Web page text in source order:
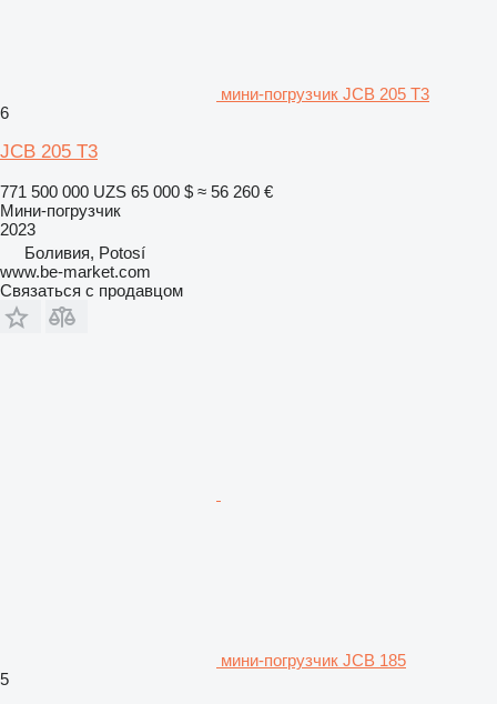
мини-погрузчик JCB 205 T3
6
JCB 205 T3
771 500 000 UZS 65 000 $ ≈ 56 260 €
Мини-погрузчик
2023
Боливия, Potosí
www.be-market.com
Связаться с продавцом
мини-погрузчик JCB 185
5